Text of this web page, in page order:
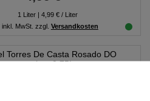
1 Liter | 4,99 € / Liter
inkl. MwSt. zzgl. Versandkosten
Torres De Casta Rosado DO
trocken 0,75L